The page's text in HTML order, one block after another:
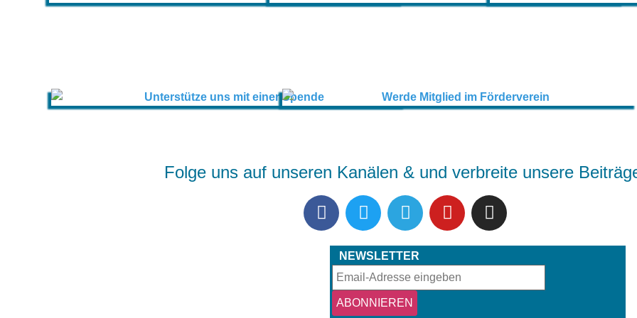
Folge uns auf unseren Kanälen & und verbreite unsere
NEWSLETTER